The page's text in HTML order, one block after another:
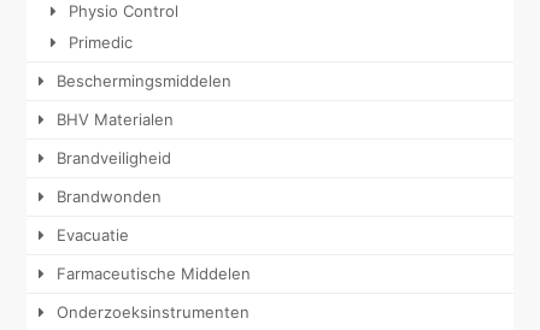
Physio Control
Primedic
Beschermingsmiddelen
BHV Materialen
Brandveiligheid
Brandwonden
Evacuatie
Farmaceutische Middelen
Onderzoeksinstrumenten